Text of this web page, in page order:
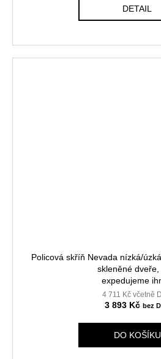
DETAIL
Policová skříň Nevada nízká/
skleněné dveře,
expedujeme
4 711 Kč včetně
3 893 Kč
DO KOŠÍKU